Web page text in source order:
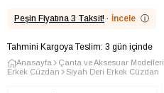
Peşin Fiyatına 3 Taksit! · İncele ⓘ
Tahmini Kargoya Teslim: 3 gün içinde
Anasayfa Çanta ve Aksesuar Modelleri
Erkek Cüzdan
Siyah Deri Erkek Cüzdan